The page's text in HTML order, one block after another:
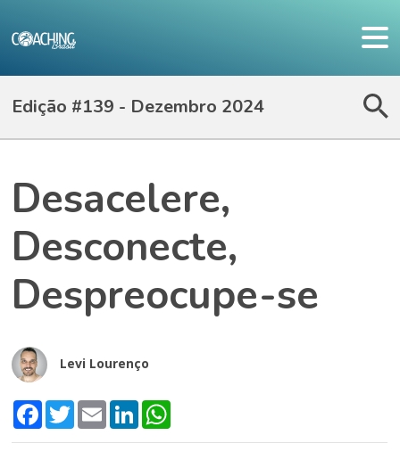
Edição #139 - Dezembro 2024
Desacelere,
Desconecte,
Despreocupe-se
Levi Lourenço
Facebook
TwitterEmail LinkedIn